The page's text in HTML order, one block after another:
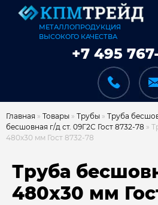
МЕТАЛЛОПРОДУКЦИЯ
ВЫСОКОГО КАЧЕСТВА
+7 495
Главная » Товары » Трубы » Труба
бесшовная г/д ст. 09Г2С Гост 8732-78 »
480х30 мм Гост 8732-78
Труба
480х30 мм